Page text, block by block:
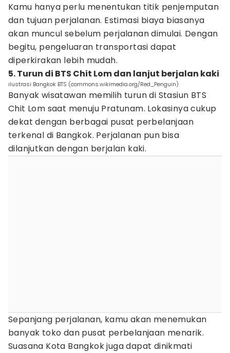
Kamu hanya perlu menentukan titik penjemputan
dan tujuan perjalanan. Estimasi biaya biasanya
akan muncul sebelum perjalanan dimulai. Dengan
begitu, pengeluaran transportasi dapat
diperkirakan lebih mudah.
5. Turun di BTS Chit Lom dan lanjut berjalan kaki
ilustrasi Bangkok BTS (commons.wikimedia.org/Red_Penguin)
Banyak wisatawan memilih turun di Stasiun BTS
Chit Lom saat menuju Pratunam. Lokasinya cukup
dekat dengan berbagai pusat perbelanjaan
terkenal di Bangkok. Perjalanan pun bisa
dilanjutkan dengan berjalan kaki.
Sepanjang perjalanan, kamu akan menemukan
banyak toko dan pusat perbelanjaan menarik.
Suasana Kota Bangkok juga dapat dinikmati